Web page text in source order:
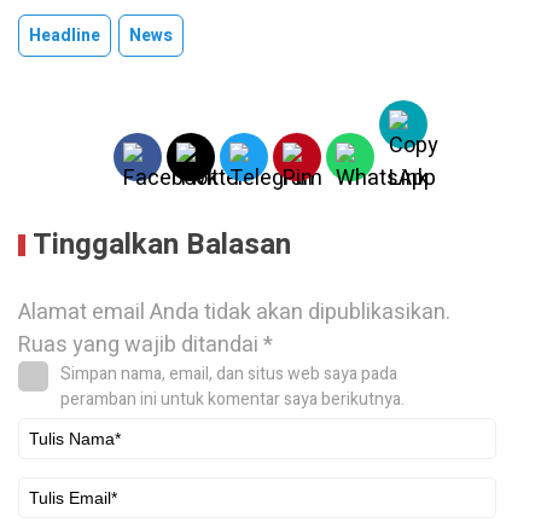
Headline News
Tinggalkan Balasan
Alamat email Anda tidak akan dipublikasikan.
Ruas yang wajib ditandai*
Simpan nama, email, dan situs web saya pada
peramban ini untuk komentar saya berikutnya.